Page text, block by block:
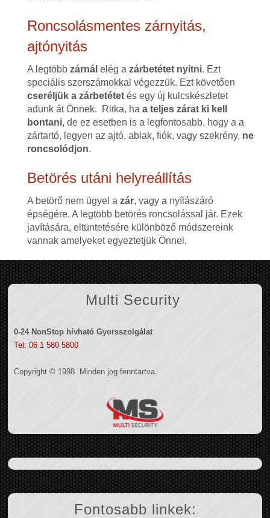
Roncsolásmentes zárnyitás,
ajtónyitás
A legtöbb zárnál elég a zárbetétet nyitni. Ezt
speciális szerszámokkal végezzük. Ezt követően
cseréljük a zárbetétetés egy új kulcskészletet
adunk át Önnek. Ritka, ha a teljes zárat ki kell
bontani, de ez esetben is a legfontosabb, hogy a a
zártartó, legyen az ajtó, ablak, fiók, vagy szekrény, ne
roncsolódjon.
Betörés utáni helyreállítás
A betörő nem ügyel a zár, vagy a nyílászáró
épségére. A legtöbb betörés roncsolással jár. Ezek
javítására, eltüntetésére különböző módszereink
vannak amelyeket egyeztetjük Önnel.
Multi Security
0-24 NonStop hívható Gyorsszolgálat
Tel: 06 1 580 5800
Copyright © 1998. Minden jog fenntartva.
Fontosabb linkek: